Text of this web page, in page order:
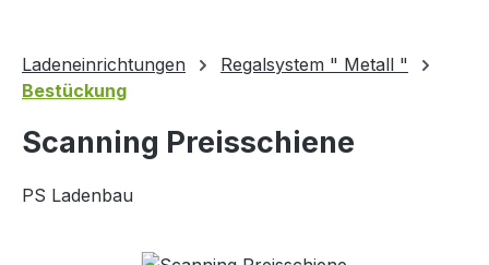
Ladeneinrichtungen
Regalsystem " Metall "
Bestückung
Scanning Preisschiene
PS Ladenbau